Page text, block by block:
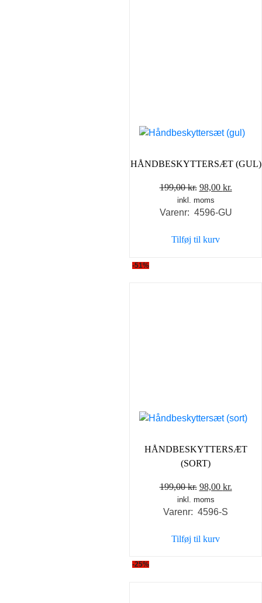
HÅNDBESKYTTERSÆT (GUL)
199,00kr. Den
oprindelige
pris
199,00 kr..
98,00 kr.
pris
inkl. moms
Varenr: 4596-GU
Tilføj til kurv
-51%
HÅNDBESKYTTERSÆT
(SORT)
199,00kr. Den
oprindelige
pris
199,00 kr..
98,00 kr.
inkl. moms
Varenr: 4596-S
Tilføj til kurv
-25%